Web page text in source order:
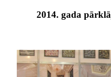
2014. gada